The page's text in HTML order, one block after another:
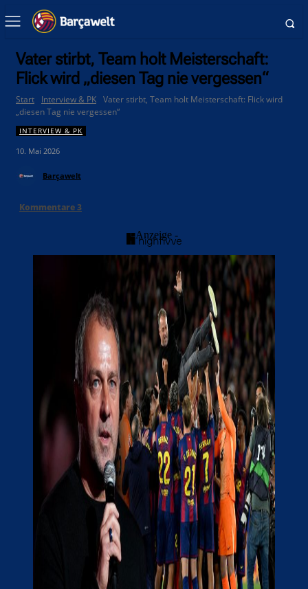
Vater stirbt, Team holt Meisterschaft:
Flick wird „diesen Tag nie vergessen“
Start Interview & PK Vater stirbt, Team holt Meisterschaft: Flick wird
„diesen Tag nie vergessen“
INTERVIEW & PK
10. Mai 2026
Barçawelt
Kommentare3
- Anzeige -